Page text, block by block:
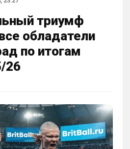
триумф
обладатели
по итогам
26